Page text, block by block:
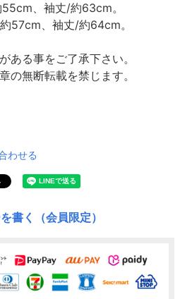
、袖丈/約63cm。
57cm、袖丈/約64cm。
ある事をご了承下さい。
の無断転載を禁じます。
わせる
書く（会員限定）